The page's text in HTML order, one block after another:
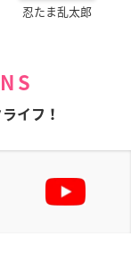
忍たま乱太郎
イフ！